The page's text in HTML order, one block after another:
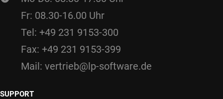
Fr: 08.30-16.00 Uhr
Tel: +49 231 9153-300
Fax: +49 231 9153-399
Mail: vertrieb@lp-software.de
SUPPORT